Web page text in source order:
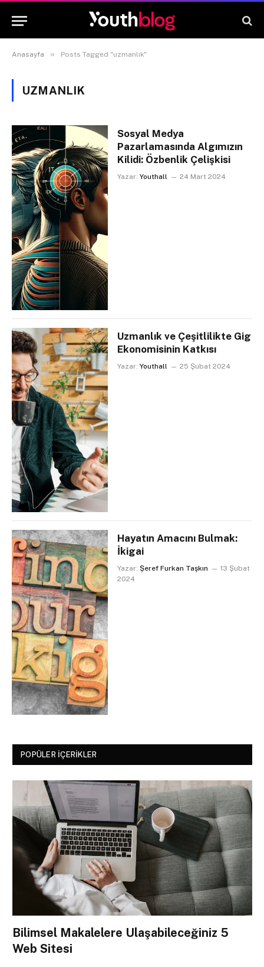
Anasayfa » Posts Tagged "uzmanlık"
UZMANLIK
Sosyal Medya
Pazarlamasında Algımızın
Kilidi: Özbenlik Çelişkisi
Yazar: Youthall 24 Mart 2024
Uzmanlık ve Çeşitlilikte Gig
Ekonomisinin Katkısı
Yazar: Youthall 25 Şubat 2024
Hayatın Amacını Bulmak:
İkigai
Yazar: Şeref Furkan Taşkın
13 Şubat
2024
POPÜLER İÇERIKLER
Bilimsel Makalelere Ulaşabileceğiniz 5
Web Sitesi